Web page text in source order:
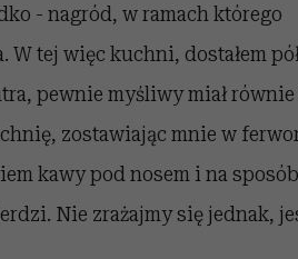
- nagród, w ramach którego
tej więc kuchni, dostałem
pewnie myśliwy miał równie
zostawiając mnie w
kawy pod nosem i na sposób
Nie zrażajmy się jednak,